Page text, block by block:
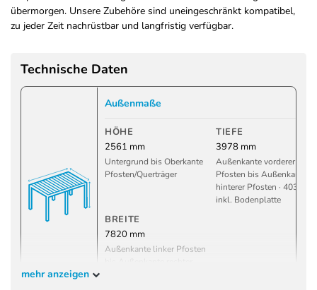
übermorgen. Unsere Zubehöre sind uneingeschränkt kompatibel,
zu jeder Zeit nachrüstbar und langfristig verfügbar.
Technische Daten
Außenmaße
HÖHE
2561 mm
Untergrund bis Oberkante
Pfosten/Querträger
TIEFE
3978 mm
Außenkante vorderer
Pfosten bis Außenkante
hinterer Pfosten · 4030
inkl. Bodenplatte
BREITE
7820 mm
Außenkante linker Pfosten
mehr anzeigen